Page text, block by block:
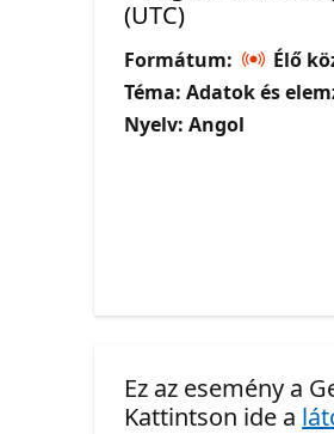
(UTC)
Formátum:
Élő
Téma: Adatok és
Nyelv: Angol
Ez az esemény a
Kattintson ide a